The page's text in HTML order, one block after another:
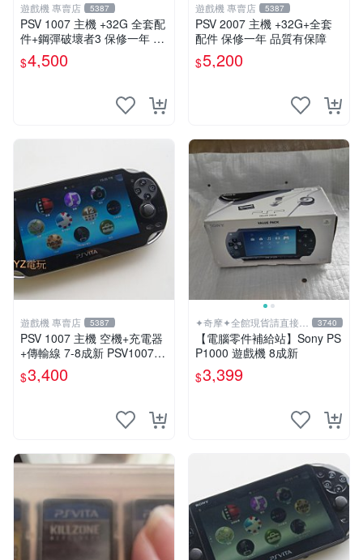
遊戲機 專賣店 5387
PSV 1007 主機 +32G 全套配
件+鋼彈破壞者3 保修一年 品
質有保障 psvita
$4,500
遊戲機 專賣店 5387
PSV 2007 主機 +32G+全套
配件 保修一年 品質有保障
$5,200
遊戲機 專賣店 5387
PSV 1007 主機 空機+充電器
+傳輸線 7-8成新 PSV1007
一年保修
$3,400
✦奇摩✦全館現貨請直接下
標
3740
【電腦零件補給站】Sony PS
P1000 遊戲機 8成新
$3,399